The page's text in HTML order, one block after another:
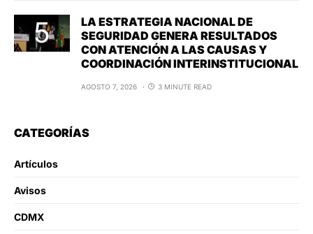
LA ESTRATEGIA NACIONAL DE
SEGURIDAD GENERA RESULTADOS
CON ATENCIÓN A LAS CAUSAS Y
COORDINACIÓN INTERINSTITUCIONAL
AGOSTO 7, 2026 3 MINUTE READ
CATEGORÍAS
Artículos
Avisos
CDMX